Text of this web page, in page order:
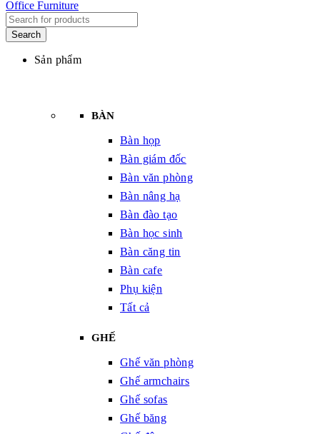
Sản phẩm
BÀN
Bàn họp
Bàn giám đốc
Bàn văn phòng
Bàn nâng hạ
Bàn đào tạo
Bàn học sinh
Bàn căng tin
Bàn cafe
Phụ kiện
Tất cả
GHẾ
Ghế văn phòng
Ghế armchairs
Ghế sofas
Ghế băng